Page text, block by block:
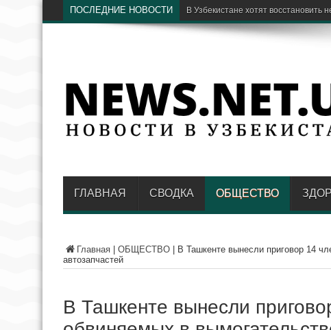
ПОСЛЕДНИЕ НОВОСТИ В Узбекистане хотят восстановить
ГЛАВНАЯ СВОДКА ОБЩЕСТВО
Главная ОБЩЕСТВО
В Ташкенте вынесли приговор 14
автозапчастей
В Ташкенте вынесли